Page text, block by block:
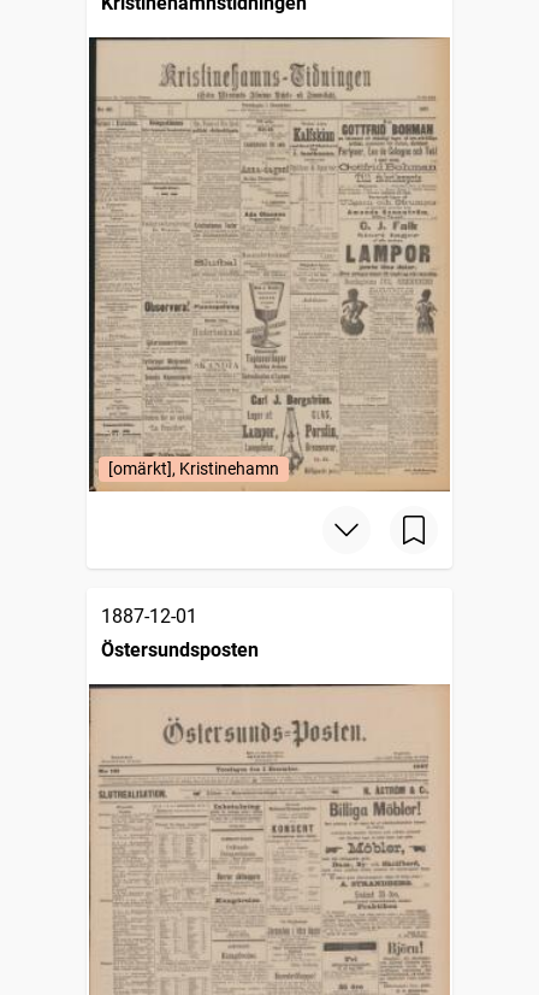
[omärkt], Kristinehamn
1887-12-01
Östersundsposten